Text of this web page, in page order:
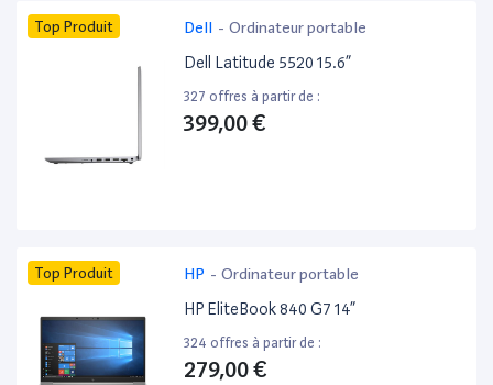
Top Produit Dell - Ordinateur portable
Dell Latitude 5520 15.6”
327 offres à partir de :
399,00 €
Top Produit HP - Ordinateur portable
HP EliteBook 840 G7 14”
324 offres à partir de :
279,00 €